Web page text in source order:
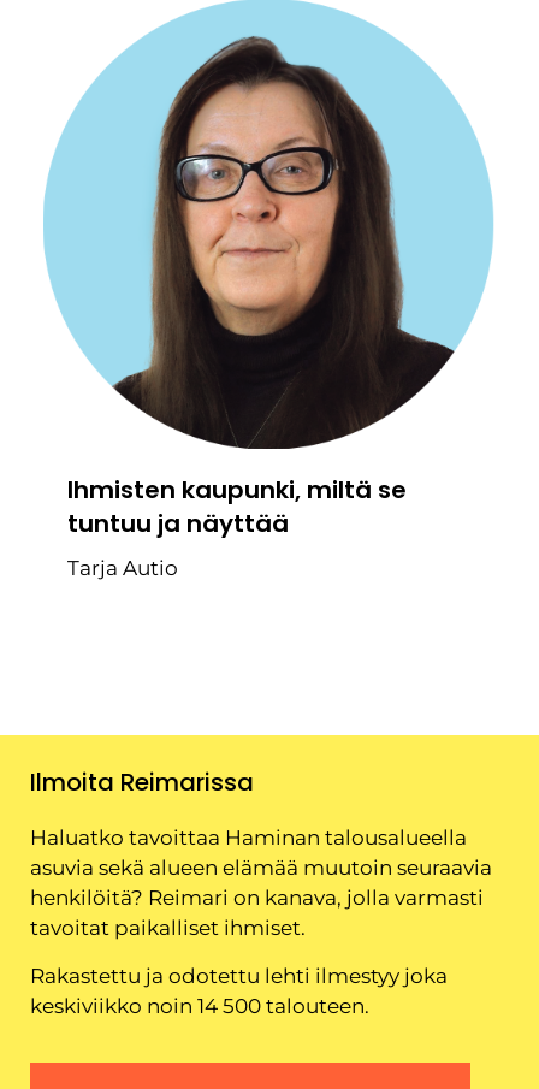
Ihmisten kaupunki, miltä se
tuntuu ja näyttää
Tarja Autio
Ilmoita Reimarissa
Haluatko tavoittaa Haminan talousalueella
asuvia sekä alueen elämää muutoin seuraavia
henkilöitä? Reimari on kanava, jolla varmasti
tavoitat paikalliset ihmiset.
Rakastettu ja odotettu lehti ilmestyy joka
keskiviikko noin 14 500 talouteen.